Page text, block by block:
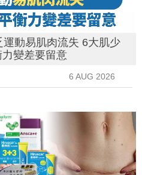
動易肌肉流失 6大肌少
變差要留意
6 AUG 2026